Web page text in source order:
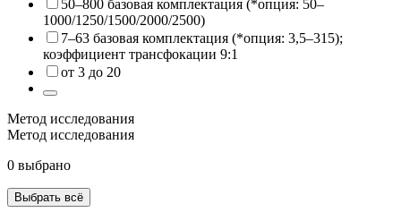
50–800 базовая комплектация (*опция: 50–
1000/1250/1500/2000/2500)
7–63 базовая комплектация (*опция: 3,5–315);
коэффициент трансфокации 9:1
от 3 до 20
Метод исследования
Метод исследования
0 выбрано
Выбрать всё